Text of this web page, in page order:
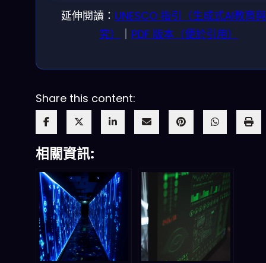
延伸閱讀： UNESCO 指引（生成式AI教育
究）
PDF 版本（便於引用）
Share this content:
相關資訊: